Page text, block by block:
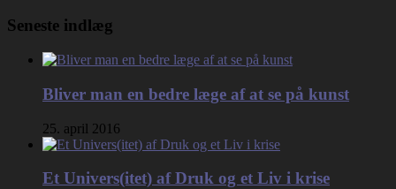
Seneste indlæg
Bliver man en bedre læge af at se på kunst
25. april 2016
Et Univers(itet) af Druk og et Liv i krise